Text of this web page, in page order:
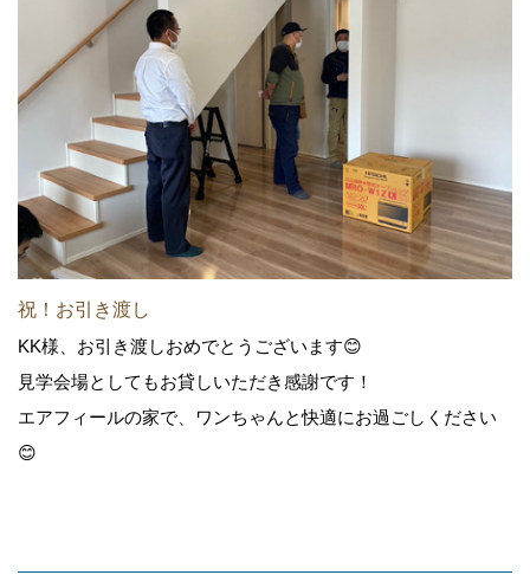
祝！お引き渡し
KK様、お引き渡しおめでとうございます😊
見学会場としてもお貸しいただき感謝です！
エアフィールの家で、ワンちゃんと快適にお過ごしください
😊